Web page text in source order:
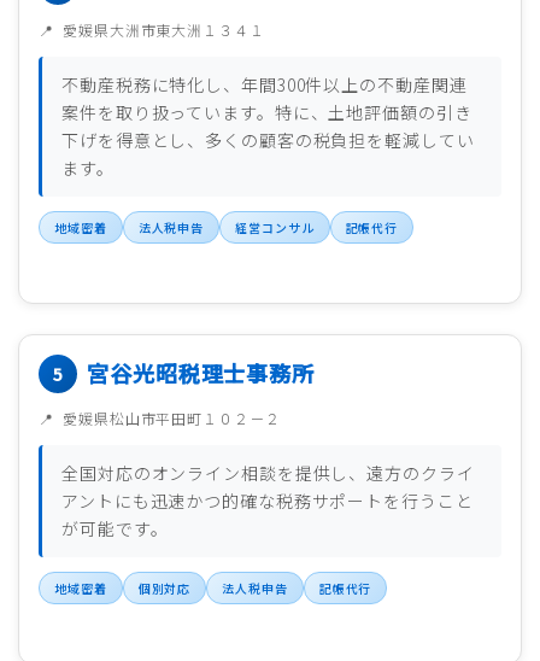
愛媛県大洲市東大洲１３４１
不動産税務に特化し、年間300件以上の不動産関連
案件を取り扱っています。特に、土地評価額の引き
下げを得意とし、多くの顧客の税負担を軽減してい
ます。
地域密着 法人税申告 経営コンサル 記帳代行
宮谷光昭税理士事務所
愛媛県松山市平田町１０２－２
全国対応のオンライン相談を提供し、遠方のクライ
アントにも迅速かつ的確な税務サポートを行うこと
が可能です。
地域密着 個別対応 法人税申告 記帳代行